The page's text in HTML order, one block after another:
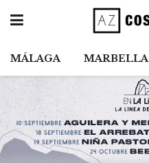
MÁLAGA MARBELLA